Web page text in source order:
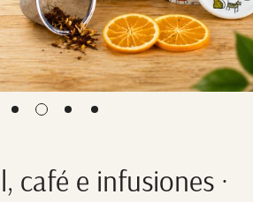
café e infusiones ·